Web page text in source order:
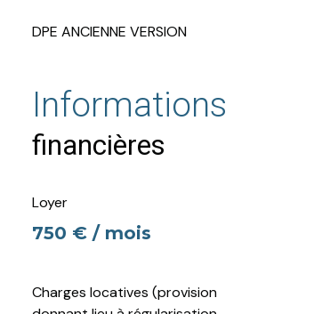
DPE ANCIENNE VERSION
Informations
financières
Loyer
750 € / mois
Charges locatives (provision